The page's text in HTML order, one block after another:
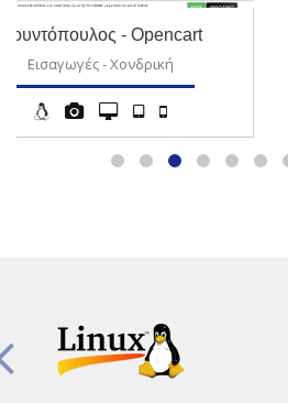
Staromco - Joomla
Πρόσθετα τροφίμων & Ποτών